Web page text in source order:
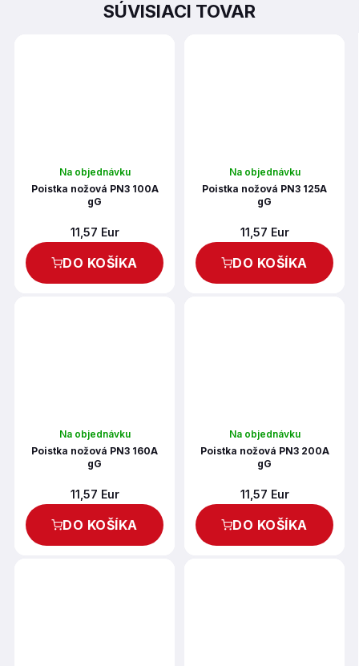
SÚVISIACI TOVAR
Na objednávku
Poistka nožová PN3 100A
gG
11,57 Eur
DO KOŠÍKA
Na objednávku
Poistka nožová PN3 125A
gG
11,57 Eur
DO KOŠÍKA
Na objednávku
Poistka nožová PN3 160A
gG
11,57 Eur
DO KOŠÍKA
Na objednávku
Poistka nožová PN3 200A
gG
11,57 Eur
DO KOŠÍKA